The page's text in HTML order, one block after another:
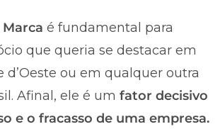
é fundamental para
que queria se destacar em
d’Oeste ou em qualquer outra
Afinal, ele é um fator decisivo
e o fracasso de uma empresa.